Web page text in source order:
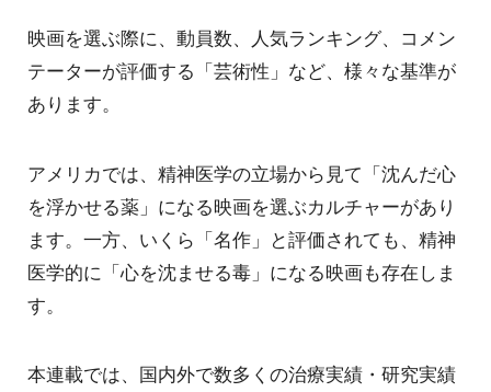
映画を選ぶ際に、動員数、人気ランキング、コメン
テーターが評価する「芸術性」など、様々な基準が
あります。
アメリカでは、精神医学の立場から見て「沈んだ心
を浮かせる薬」になる映画を選ぶカルチャーがあり
ます。一方、いくら「名作」と評価されても、精神
医学的に「心を沈ませる毒」になる映画も存在しま
す。
本連載では、国内外で数多くの治療実績・研究実績